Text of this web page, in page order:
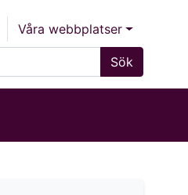
Våra webbplatser
Sök